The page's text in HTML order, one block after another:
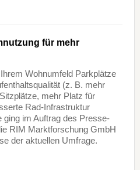
für mehr
Wohnumfeld Parkplätze
(z. B. mehr
mehr Platz für
Rad-Infrastruktur
ging im Auftrag des Presse-
RIM Marktforschung GmbH
der aktuellen Umfrage.